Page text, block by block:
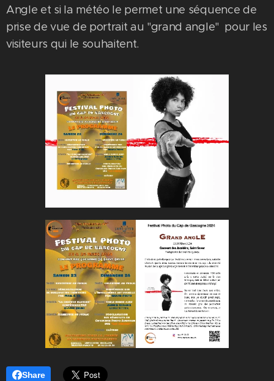
Angle et si la météo le permet une séquence de
prise de vue de portrait au "grand angle" pour les
visiteurs qui le souhaitent.
Share